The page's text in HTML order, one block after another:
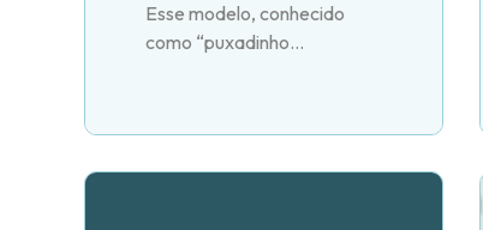
Esse modelo, conhecido
como “puxadinho...